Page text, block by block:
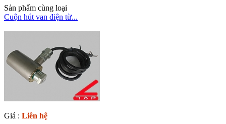
Sản phẩm cùng loại
Cuộn hút van điện từ...
Giá : Liên hệ